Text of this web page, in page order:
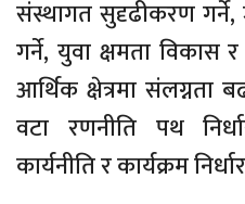
संस्थागत सुदृढीकरण गर्ने,
गर्ने, युवा क्षमता विकास
आर्थिक क्षेत्रमा संलग्नता
वटा रणनीति पथ
कार्यनीति र कार्यक्रम